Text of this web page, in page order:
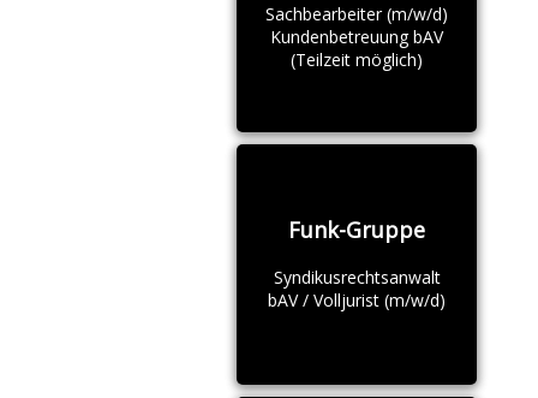
Sachbearbeiter (m/w/d)
Kundenbetreuung bAV
(Teilzeit möglich)
Funk-Gruppe
Syndikusrechtsanwalt
bAV / Volljurist (m/w/d)